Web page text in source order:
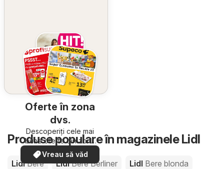
Oferte în zona
dvs.
Descoperiți cele mai
bune oferte din zona
dumneavoastră
Vreau să văd
Produse populare în magazinele Lidl
LidlBere LidlBere Berliner Lidl Bere blonda